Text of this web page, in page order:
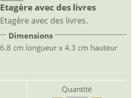
Etagère avec des livres
Etagère avec des livres.
Dimensions
6.8 cm longueur x 4.3 cm hauteur
Quantité